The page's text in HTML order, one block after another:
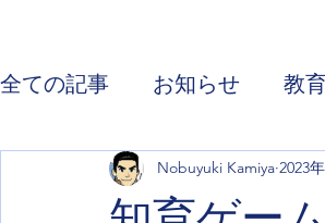
全ての記事 お知らせ 教
Nobuyuki Kamiya 2023